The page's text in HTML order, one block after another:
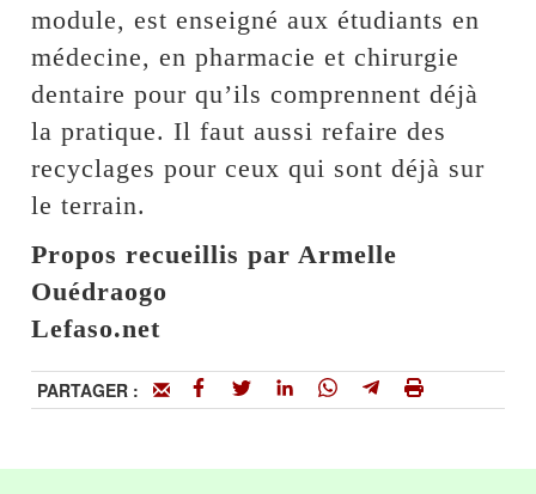
module, est enseigné aux étudiants en
médecine, en pharmacie et chirurgie
dentaire pour qu’ils comprennent déjà
la pratique. Il faut aussi refaire des
recyclages pour ceux qui sont déjà sur
le terrain.
Propos recueillis par Armelle
Ouédraogo
Lefaso.net
PARTAGER :